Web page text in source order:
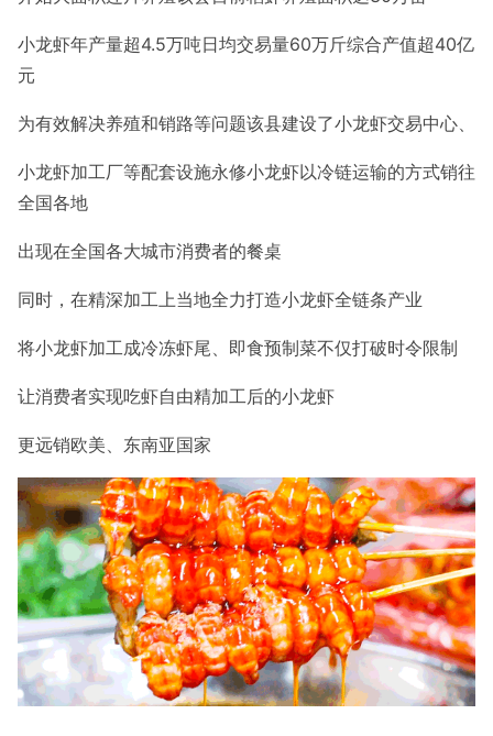
小龙虾年产量超4.5万吨日均交易量60万斤综合产值超40亿
元
为有效解决养殖和销路等问题该县建设了小龙虾交易中心、
小龙虾加工厂等配套设施永修小龙虾以冷链运输的方式销往
全国各地
出现在全国各大城市消费者的餐桌
同时，在精深加工上当地全力打造小龙虾全链条产业
将小龙虾加工成冷冻虾尾、即食预制菜不仅打破时令限制
让消费者实现吃虾自由精加工后的小龙虾
更远销欧美、东南亚国家